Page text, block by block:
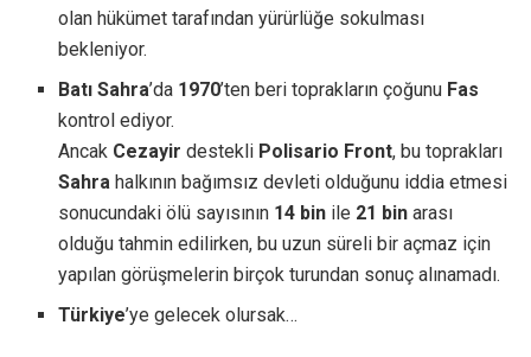
olan hükümet tarafından yürürlüğe sokulması
bekleniyor.
Batı Sahra’da 1970’ten beri toprakların çoğunu Fas
kontrol ediyor.
Ancak Cezayir destekli Polisario Front, bu toprakları
Sahra halkının bağımsız devleti olduğunu iddia etmesi
sonucundaki ölü sayısının 14 bin ile 21 bin arası
olduğu tahmin edilirken, bu uzun süreli bir açmaz için
yapılan görüşmelerin birçok turundan sonuç alınamadı.
Türkiye’ye gelecek olursak…